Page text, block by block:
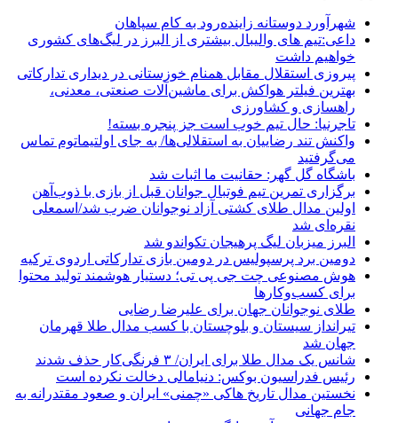
شهرآورد دوستانه زاینده‌رود به کام سپاهان
داعی:تیم های والیبال بیشتری از البرز در لیگ‌های کشوری
خواهیم داشت
پیروزی استقلال مقابل همنام خوزستانی در دیداری تدارکاتی
بهترین فیلتر هواکش برای ماشین‌آلات صنعتی، معدنی،
راهسازی و کشاورزی
تاجرنیا: حال تیم خوب است جز پنجره بسته!
واکنش تند رضاییان به استقلالی‌ها/ به جای اولتیماتوم تماس
می‌گرفتید
باشگاه گل گهر: حقانیت ما اثبات شد
برگزاری تمرین تیم فوتبال جوانان قبل از بازی با ذوب‌آهن
اولین مدال طلای کشتی آزاد نوجوانان ضرب شد/اسمعلی
نقره‌ای شد
البرز میزبان لیگ پرهیجان تکواندو شد
دومین برد پرسپولیس در دومین بازی تدارکاتی اردوی ترکیه
هوش مصنوعی چت جی پی تی؛ دستیار هوشمند تولید محتوا
برای کسب‌وکارها
طلای نوجوانان جهان برای علیرضا رضایی
تیرانداز سیستان و بلوچستان با کسب مدال طلا قهرمان
جهان شد
شانس یک مدال طلا برای ایران/ ۳ فرنگی‌کار حذف شدند
رئیس فدراسیون بوکس: دنیامالی دخالت نکرده است
نخستین مدال تاریخ هاکی «چمنی» ایران و صعود مقتدرانه به
جام جهانی